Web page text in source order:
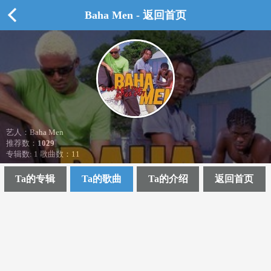
Baha Men - 返回首页
艺人：Baha Men
推荐数： 1029
专辑数: 1 歌曲数：11
Ta的专辑 Ta的歌曲 Ta的介绍 返回首页